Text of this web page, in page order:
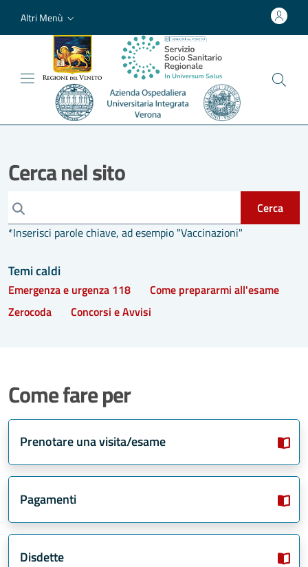
Altri Menù
Cerca nel sito
Cerca
*Inserisci parole chiave, ad esempio "Vaccinazioni"
Temi caldi
Emergenza e urgenza 118
Come prepararmi all'esame
Zerocoda
Concorsi e Avvisi
Come fare per
Prenotare una visita/esame
Pagamenti
Disdette